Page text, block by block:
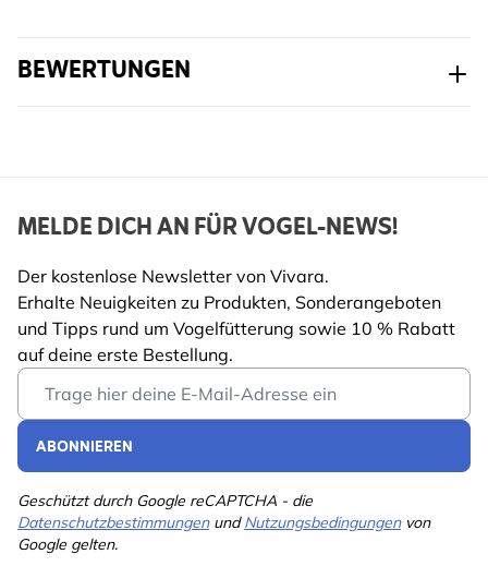
BEWERTUNGEN
MELDE DICH AN FÜR VOGEL-NEWS!
Der kostenlose Newsletter von Vivara.
Erhalte Neuigkeiten zu Produkten, Sonderangeboten
und Tipps rund um Vogelfütterung sowie 10 % Rabatt
auf deine erste Bestellung.
Email Address
ABONNIEREN
Geschützt durch Google reCAPTCHA - die
DatenschutzbestimmungenundNutzungsbedingungenvon
Google gelten.